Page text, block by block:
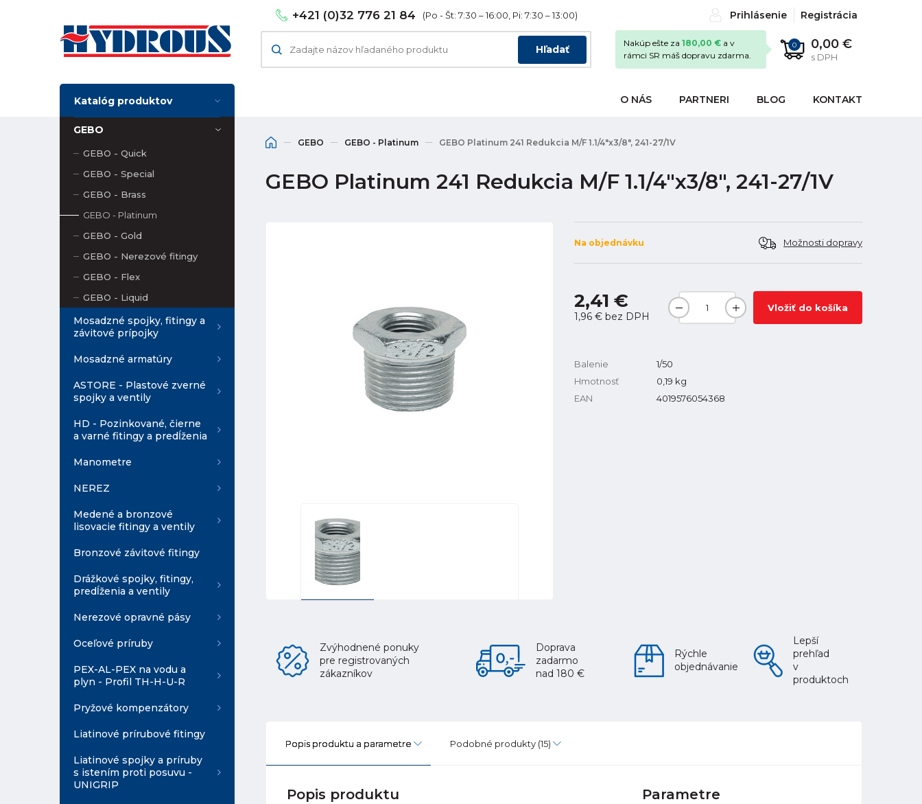
+421 (0)32 776 21 84 (Po - Št: 7:30 – 16:00, Pi: 7:30 – 13:00) Prihlásenie Registrácia
Hľadať 0 0,00 €
s DPH
Nakúp ešte za 180,00 € a v
rámci SR máš dopravu zdarma.
O NÁS PARTNERI BLOG KONTAKT
Katalóg produktov
GEBO
GEBO - Quick
GEBO - Special
GEBO - Brass
GEBO - Platinum
GEBO - Gold
GEBO - Nerezové fitingy
GEBO - Flex
GEBO - Liquid
Mosadzné spojky, fitingy a
závitové prípojky
Mosadzné armatúry
ASTORE - Plastové zverné
spojky a ventily
HD - Pozinkované, čierne
a varné fitingy a predĺženia
Manometre
NEREZ
Medené a bronzové
lisovacie fitingy a ventily
Bronzové závitové fitingy
Drážkové spojky, fitingy,
predĺženia a ventily
Nerezové opravné pásy
Oceľové príruby
PEX-AL-PEX na vodu a
plyn - Profil TH-H-U-R
Pryžové kompenzátory
Liatinové prírubové fitingy
Liatinové spojky a príruby
s istením proti posuvu -
UNIGRIP
GEBO GEBO - Platinum GEBO Platinum 241 Redukcia M/F 1.1/4"x3/8", 241-27/1V
GEBO Platinum 241 Redukcia M/F 1.1/4"x3/8", 241-27/1V
Na objednávku Možnosti dopravy
2,41 €
1,96 € bez DPH
Vložiť do košíka
Balenie
1/50
Hmotnosť
0,19 kg
EAN
4019576054368
Zvýhodnené ponuky
pre registrovaných
zákazníkov
Doprava
zadarmo
nad 180 €
Rýchle
objednávanie
Lepší
prehľad
v
produktoch
Popis produktu a parametre Podobné produkty (15)
Popis produktu Parametre